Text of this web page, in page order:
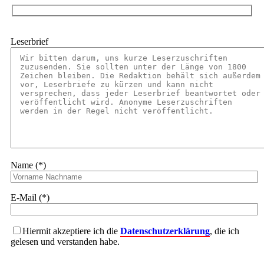
Leserbrief
Name (*)
E-Mail (*)
Hiermit akzeptiere ich die Datenschutzerklärung, die ich
gelesen und verstanden habe.